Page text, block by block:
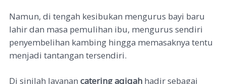
Namun, di tengah kesibukan mengurus bayi baru
lahir dan masa pemulihan ibu, mengurus sendiri
penyembelihan kambing hingga memasaknya tentu
menjadi tantangan tersendiri.
Di sinilah layanan catering aqiqah hadir sebagai